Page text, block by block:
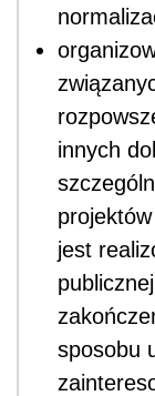
innych
jest
sposobu